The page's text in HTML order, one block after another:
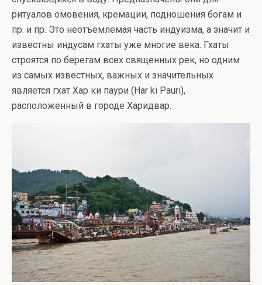
ритуалов омовения, кремации, подношения богам и
пр. и пр. Это неотъемлемая часть индуизма, а значит и
известны индусам гхаты уже многие века. Гхаты
строятся по берегам всех священных рек, но одним
из самых известных, важных и значительных
является гхат Хар ки паури (Har ki Pauri),
расположенный в городе Харидвар.